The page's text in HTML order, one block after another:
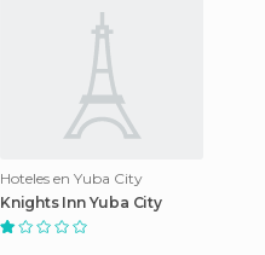
Hoteles en Yuba City
Knights Inn Yuba City